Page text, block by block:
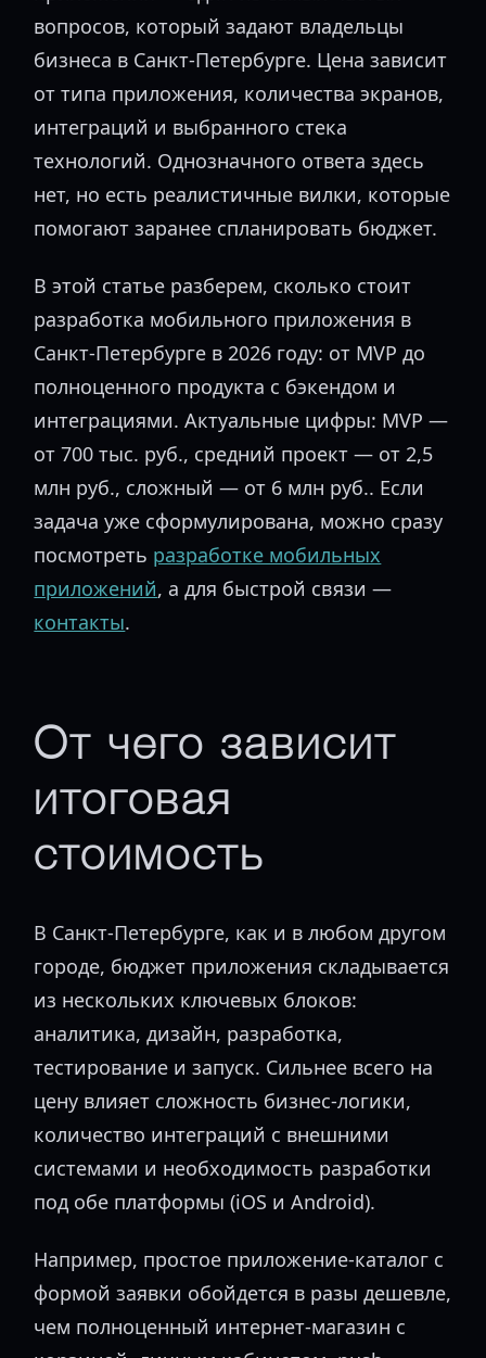
вопросов, который задают владельцы
бизнеса в Санкт-Петербурге. Цена зависит
от типа приложения, количества экранов,
интеграций и выбранного стека
технологий. Однозначного ответа здесь
нет, но есть реалистичные вилки, которые
помогают заранее спланировать бюджет.
В этой статье разберем, сколько стоит
разработка мобильного приложения в
Санкт-Петербурге в 2026 году: от MVP до
полноценного продукта с бэкендом и
интеграциями. Актуальные цифры: MVP —
от 700 тыс. руб., средний проект — от 2,5
млн руб., сложный — от 6 млн руб.. Если
задача уже сформулирована, можно сразу
посмотреть разработке мобильных
приложений, а для быстрой связи —
контакты.
От чего зависит
итоговая
стоимость
В Санкт-Петербурге, как и в любом другом
городе, бюджет приложения складывается
из нескольких ключевых блоков:
аналитика, дизайн, разработка,
тестирование и запуск. Сильнее всего на
цену влияет сложность бизнес-логики,
количество интеграций с внешними
системами и необходимость разработки
под обе платформы (iOS и Android).
Например, простое приложение-каталог с
формой заявки обойдется в разы дешевле,
чем полноценный интернет-магазин с